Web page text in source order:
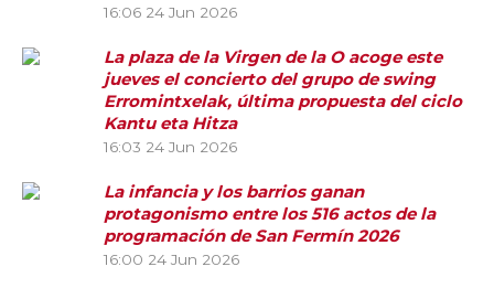
16:06 24 Jun 2026
La plaza de la Virgen de la O acoge este
jueves el concierto del grupo de swing
Erromintxelak, última propuesta del ciclo
Kantu eta Hitza
16:03 24 Jun 2026
La infancia y los barrios ganan
protagonismo entre los 516 actos de la
programación de San Fermín 2026
16:00 24 Jun 2026